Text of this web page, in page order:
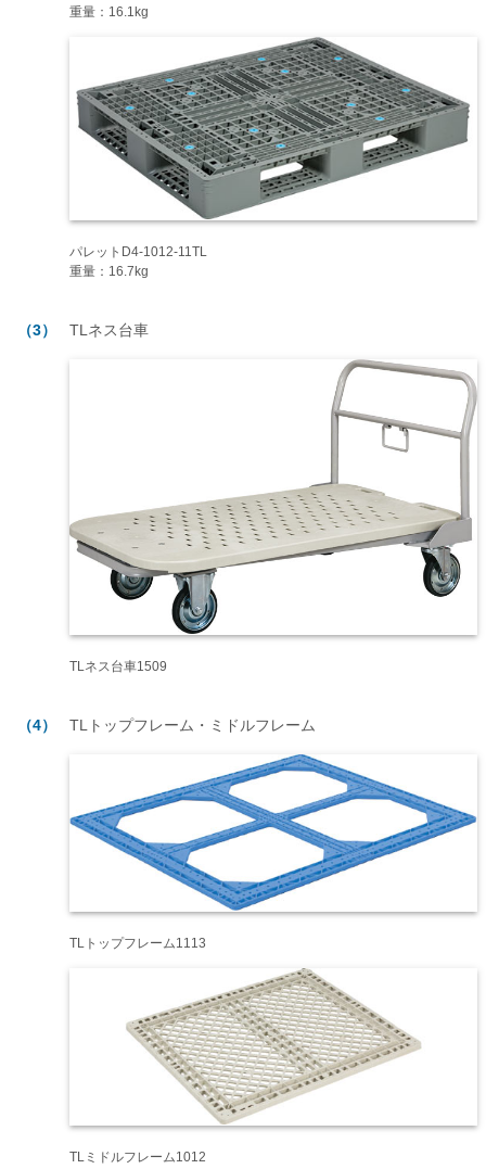
重量：16.1kg
パレットD4-1012-11TL
重量：16.7kg
（3） TLネス台車
TLネス台車1509
（4） TLトップフレーム・ミドルフレーム
TLトップフレーム1113
TLミドルフレーム1012